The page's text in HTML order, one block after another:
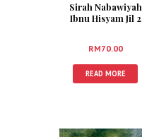
Sirah Nabawiyah
Ibnu Hisyam Jil 2
RM70.00
READ MORE